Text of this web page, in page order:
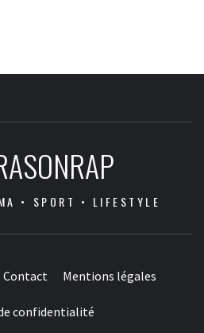
• SPORT • LIFESTYLE
Contact Mentions légales
confidentialité